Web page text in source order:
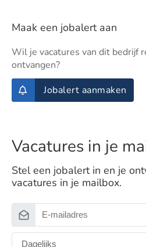
Maak een jobalert aan
Wil je vacatures van dit bedrijf
ontvangen?
Jobalert aanmaken
Vacatures in je
Stel een jobalert in en je
vacatures in je mailbox.